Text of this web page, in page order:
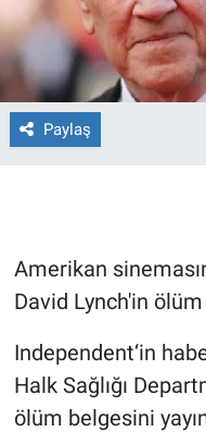
Paylaş
Amerikan
David Lynch'in
Independent‘in
Halk Sağlığı
ölüm belgesini
Gerçeğin İzinde
Gün Başlıyor
Gündem Özel
Günün görüntüsü
Haber
İlan